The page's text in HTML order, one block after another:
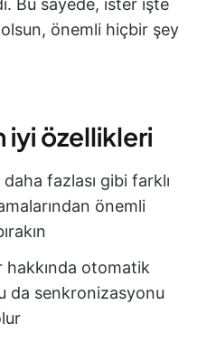
önemli hiçbir şey
iyi özellikleri
fazlası gibi farklı
önemli
hakkında otomatik
da senkronizasyonu